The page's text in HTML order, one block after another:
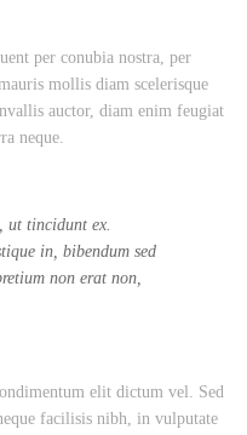
per conubia nostra, per
mollis diam scelerisque
auctor, diam enim feugiat
neque.
ut tincidunt ex.
in, bibendum sed
non erat non,
elit dictum vel. Sed
facilisis nibh, in vulputate